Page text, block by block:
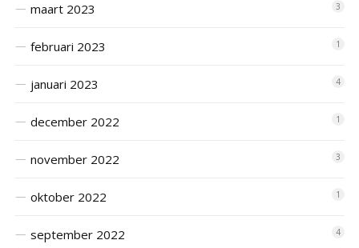
maart 2023 3
februari 2023 1
januari 2023 4
december 2022 1
november 2022 3
oktober 2022 1
september 2022 4